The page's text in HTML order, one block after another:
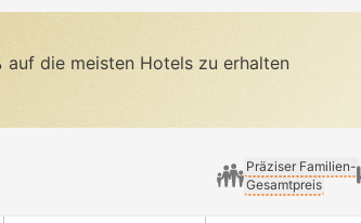
auf die meisten Hotels zu erhalten
Präziser Familien-
Gesamtpreis